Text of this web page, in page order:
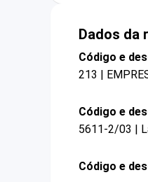
Dados da
Código e
213 |
Código e
5611-2/03 |
Código e